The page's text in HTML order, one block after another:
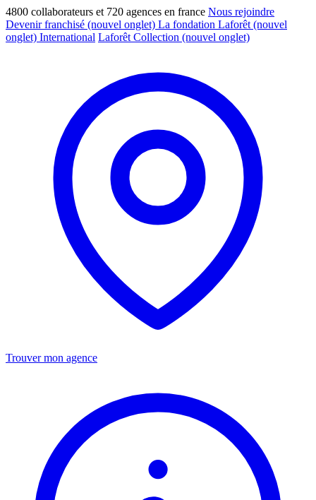
4800 collaborateurs et 720 agences en france Nous rejoindre
Devenir franchisé (nouvel onglet) La fondation Laforêt (nouvel
onglet) International Laforêt Collection (nouvel onglet)
Trouver mon agence